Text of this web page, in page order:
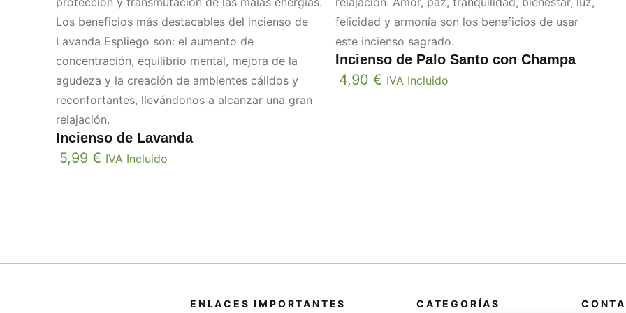
Los beneficios más destacables del incienso de
Lavanda Espliego son: el aumento de
concentración, equilibrio mental, mejora de la
agudeza y la creación de ambientes cálidos y
reconfortantes, llevándonos a alcanzar una gran
relajación.
Incienso de Lavanda
5,99 € IVA Incluido
felicidad y armonía son los beneficios de usar
este incienso sagrado.
Incienso de Palo Santo con Champa
4,90 € IVA Incluido
ENLACES IMPORTANTES CATEGORÍAS